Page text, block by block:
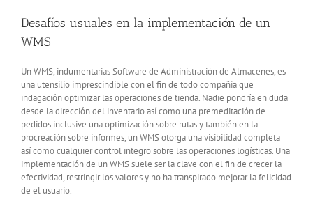
Desafíos usuales en la implementación de un
WMS
Un WMS, indumentarias Software de Administración de Almacenes, es
una utensilio imprescindible con el fin de todo compañía que
indagación optimizar las operaciones de tienda. Nadie pondrí­a en duda
desde la dirección del inventario así­ como una premeditación de
pedidos inclusive una optimización sobre rutas y también en la
procreación sobre informes, un WMS otorga una visibilidad completa
así­ como cualquier control integro sobre las operaciones logísticas. Una
implementación de un WMS suele ser la clave con el fin de crecer la
efectividad, restringir los valores y no ha transpirado mejorar la felicidad
de el usuario.